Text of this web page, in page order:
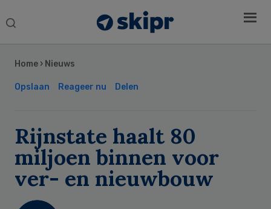
Search
Home › Nieuws
Opslaan Reageer nu Delen
Rijnstate haalt 80
miljoen binnen voor
ver- en nieuwbouw
Sidebar